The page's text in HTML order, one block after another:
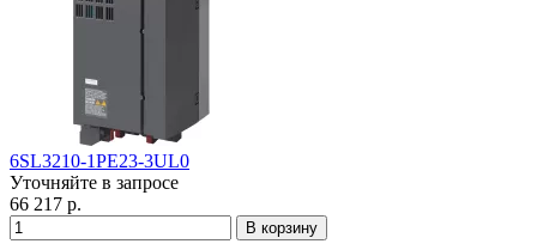
6SL3210-1PE23-3UL0
Уточняйте в запросе
66 217 р.
В корзину